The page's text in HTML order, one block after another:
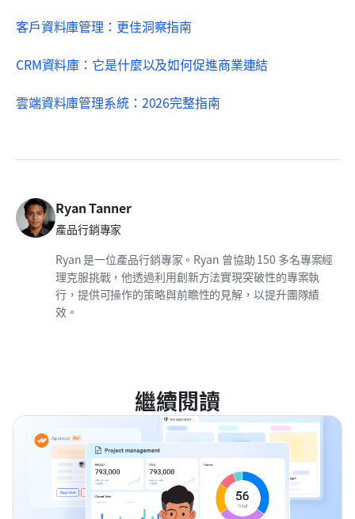
客戶資料庫管理：更佳洞察指南
CRM資料庫：它是什麼以及如何促進商業連結
雲端資料庫管理系統：2026完整指南
Ryan Tanner
產品行銷專家
Ryan 是一位產品行銷專家。Ryan 曾協助 150 多名專案經
理克服挑戰，他透過利用創新方法實現突破性的專案執
行，提供可操作的策略與前瞻性的見解，以提升團隊績
效。
繼續閱讀